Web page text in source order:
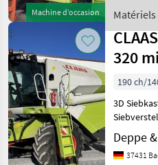
Machine d’occasion
agricole /
320
190 ch/
3D
2009, S/N 52700507. inkl.
Deppe
37431